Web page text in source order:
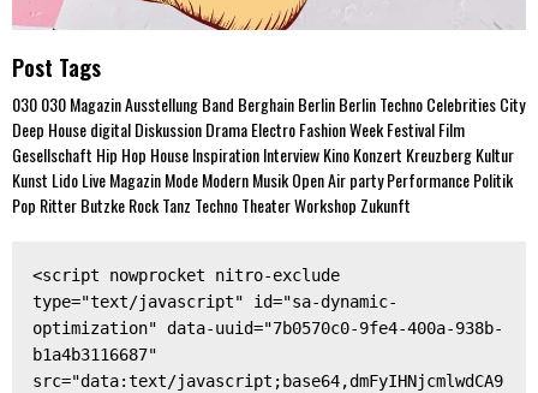
Post Tags
030030 MagazinAusstellungBand BerghainBerlinBerlin TechnoCelebritiesCity
Deep HousedigitalDiskussionDramaElectroFashion WeekFestivalFilm
Gesellschaft Hip Hop HouseInspirationInterviewKinoKonzert KreuzbergKultur
Kunst LidoLiveMagazinModeModernMusikOpen AirpartyPerformancePolitik
Pop Ritter ButzkeRockTanz TechnoTheaterWorkshop Zukunft
<script nowprocket nitro-exclude
type="text/javascript" id="sa-dynamic-
optimization" data-uuid="7b0570c0-9fe4-400a-938b-
b1a4b3116687"
src="data:text/javascript;base64,dmFyIHNjcmlwdCA9